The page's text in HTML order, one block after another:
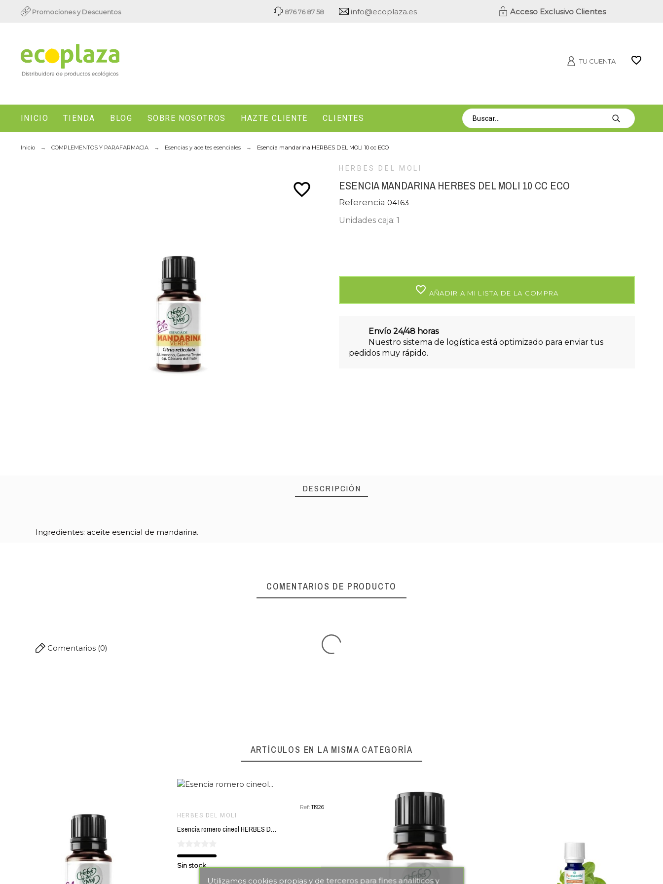
Utilizamos cookies propias y de terceros para fines analíticos y
Promociones y Descuentos 876 76 87 58 info@ecoplaza.es Acceso Exclusivo Clientes
TU CUENTA
INICIO TIENDA BLOG SOBRE NOSOTROS HAZTE CLIENTE CLIENTES
Inicio COMPLEMENTOS Y PARAFARMACIA Esencias y aceites esenciales Esencia mandarina HERBES DEL MOLI 10 cc ECO
favorite_border
HERBES DEL MOLI
ESENCIA MANDARINA HERBES DEL MOLI 10 CC ECO
Referencia 04163
Unidades caja: 1
favorite_border AÑADIR A MI LISTA DE LA COMPRA
Envío 24/48 horas
Nuestro sistema de logística está optimizado para enviar tus
pedidos muy rápido.
DESCRIPCIÓN
Ingredientes: aceite esencial de mandarina.
COMENTARIOS DE PRODUCTO
Comentarios (0)
ARTÍCULOS EN LA MISMA CATEGORÍA
Ref: 11926
HERBES DEL MOLI
Esencia romero cineol HERBES DEL MOLI 10 cc ECO
Sin stock